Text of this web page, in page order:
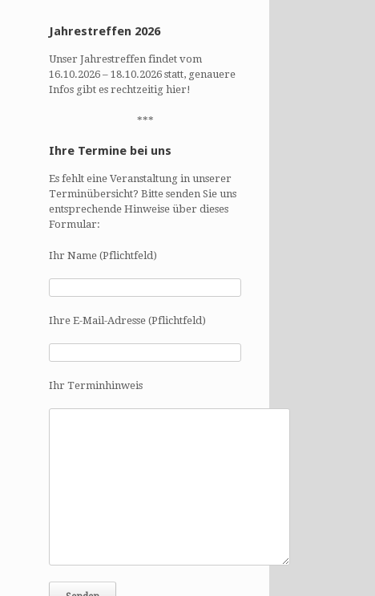
Jahrestreffen 2026
Unser Jahrestreffen findet vom
16.10.2026 – 18.10.2026 statt, genauere
Infos gibt es rechtzeitig hier!
***
Ihre Termine bei uns
Es fehlt eine Veranstaltung in unserer
Terminübersicht? Bitte senden Sie uns
entsprechende Hinweise über dieses
Formular:
Ihr Name (Pflichtfeld)
Ihre E-Mail-Adresse (Pflichtfeld)
Ihr Terminhinweis